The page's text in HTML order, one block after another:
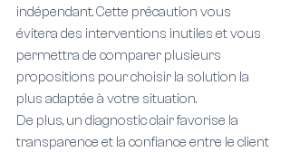
indépendant. Cette précaution vous
évitera des interventions inutiles et vous
permettra de comparer plusieurs
propositions pour choisir la solution la
plus adaptée à votre situation.
De plus, un diagnostic clair favorise la
transparence et la confiance entre le client